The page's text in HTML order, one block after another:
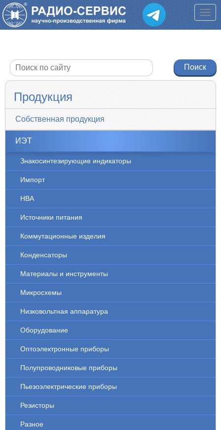
Продукция
Собственная продукция
ИЭТ
Знакосинтезирующие индикаторы
Импорт
НВА
Источники питания
Коммутационные изделия
Конденсаторы
Материалы и инструменты
Микросхемы
Низковольтная аппаратура
Оборудование
Оптоэлектронные приборы
Полупроводниковые приборы
Пьезоэлектрические приборы
Резисторы
Разное